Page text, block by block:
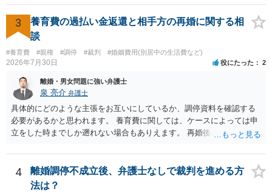
完全に所有する場合は、他の相続人に対して自宅の評価額の１/２の代
償金の支払いが必要になります。
3
養育費の過払い金返還と相手方の再婚に関する相
談
#養育費 #親権 #調停 #裁判 #婚姻費用(別居中の生活費など)
2026年7月30日 役にたった 2
離婚・男女問題に強い弁護士
泉 亮介 弁護士
具体的にどのような主張をお互いにしているか、調停資料を確認する
必要があるかと思われます。 養育費に関しては、ケースによっては申
立をした時までしか遡れない場合もありえます。 再婚後の相手方の行
養育費に関するやりとり等があればそちらについても確認する必要が
あるでしょう。 公開相談の場での回答よりも個別に弁護士にご相談さ
れることをお勧めいたします。
4
離婚調停不成立後、弁護士なしで裁判を進める方
法は？